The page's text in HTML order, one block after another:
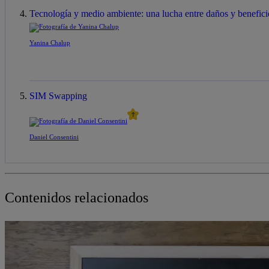
Tecnología y medio ambiente: una lucha entre daños y
Yanina Chalup
SIM Swapping
Daniel Consentini
Contenidos relacionados